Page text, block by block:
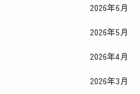
2026年6月
2026年5月
2026年4月
2026年3月